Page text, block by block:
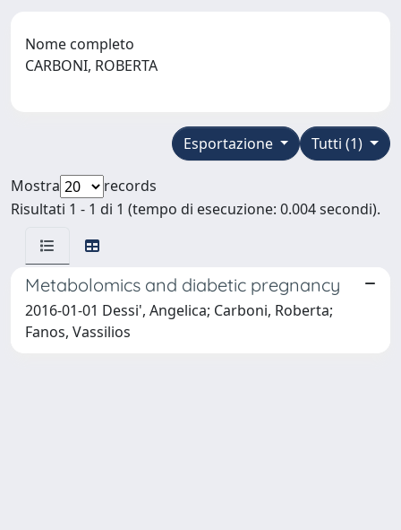
Nome completo
CARBONI, ROBERTA
Tutti (1)
Esportazione
Mostra
records
Risultati 1 - 1 di 1 (tempo di esecuzione: 0.004 secondi).
Metabolomics and diabetic pregnancy
2016-01-01 Dessi', Angelica; Carboni, Roberta;
Fanos, Vassilios